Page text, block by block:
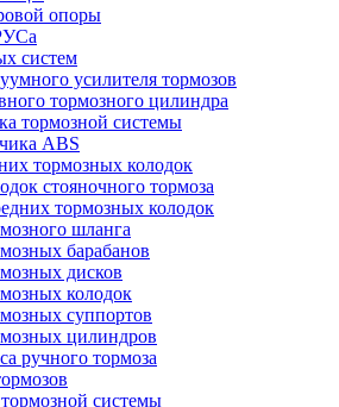
опоры
систем
усилителя тормозов
тормозного цилиндра
тормозной системы
ABS
тормозных колодок
стояночного тормоза
тормозных колодок
шланга
барабанов
дисков
колодок
суппортов
цилиндров
ручного тормоза
системы